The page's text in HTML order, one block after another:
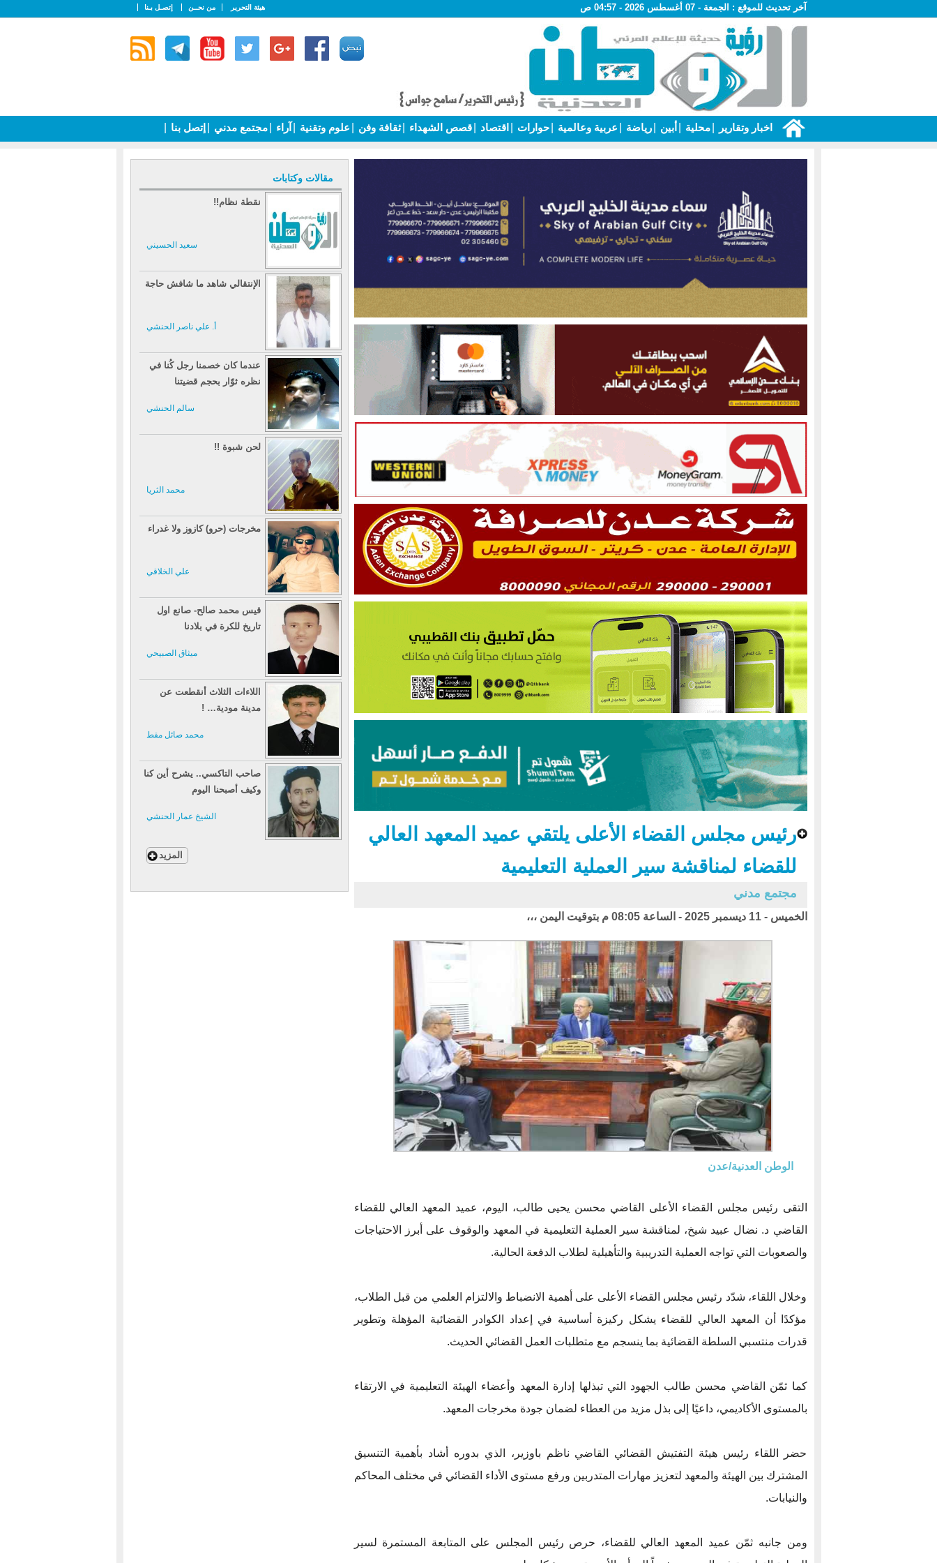
آخر تحديث للموقع : الجمعة - 07 أغسطس 2026 - 04:57 ص هيئة التحرير من نحــن إتصـل بـنا
اخبار وتقارير محلية أبين رياضة عربية وعالمية حوارات اقتصاد قصص الشهداء ثقافة وفن علوم وتقنية آراء مجتمع مدني إتصل بنا
مقالات وكتابات
نقطة نظام!!
سعيد الحسيني
الإنتقالي شاهد ما شافش حاجة
أ. علي ناصر الحنشي
عندما كان خصمنا رجل كُنا في
نظره ثوّار بحجم قضيتنا
سالم الحنشي
لحن شبوة !!
محمد الثريا
مخرجات (حرو) كازوز ولا غدراء
علي الخلاقي
قيس محمد صالح- صانع اول
تاريخ للكرة في بلادنا
ميثاق الصبيحي
اللاءات الثلاث أنقطعت عن
مدينة مودية… !
محمد صائل مقط
صاحب التاكسي.. يشرح أين كنا
وكيف أصبحنا اليوم
الشيخ عمار الحنشي
المزيد
رئيس مجلس القضاء الأعلى يلتقي عميد المعهد العالي
للقضاء لمناقشة سير العملية التعليمية
مجتمع مدني
الخميس - 11 ديسمبر 2025 - الساعة 08:05 م بتوقيت اليمن ،،،
الوطن العدنية/عدن
التقى رئيس مجلس القضاء الأعلى القاضي محسن يحيى طالب، اليوم، عميد المعهد العالي للقضاء
القاضي د. نضال عبيد شيخ، لمناقشة سير العملية التعليمية في المعهد والوقوف على أبرز الاحتياجات
والصعوبات التي تواجه العملية التدريبية والتأهيلية لطلاب الدفعة الحالية.
وخلال اللقاء، شدّد رئيس مجلس القضاء الأعلى على أهمية الانضباط والالتزام العلمي من قبل الطلاب،
مؤكدًا أن المعهد العالي للقضاء يشكل ركيزة أساسية في إعداد الكوادر القضائية المؤهلة وتطوير
قدرات منتسبي السلطة القضائية بما ينسجم مع متطلبات العمل القضائي الحديث.
كما ثمّن القاضي محسن طالب الجهود التي تبذلها إدارة المعهد وأعضاء الهيئة التعليمية في الارتقاء
بالمستوى الأكاديمي، داعيًا إلى بذل مزيد من العطاء لضمان جودة مخرجات المعهد.
حضر اللقاء رئيس هيئة التفتيش القضائي القاضي ناظم باوزير، الذي بدوره أشاد بأهمية التنسيق
المشترك بين الهيئة والمعهد لتعزيز مهارات المتدربين ورفع مستوى الأداء القضائي في مختلف المحاكم
والنيابات.
ومن جانبه ثمّن عميد المعهد العالي للقضاء، حرص رئيس المجلس على المتابعة المستمرة لسير